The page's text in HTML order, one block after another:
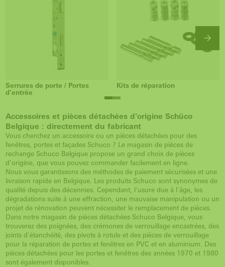
Serrures de porte / Portes
d’entrée
Kits de réparation
Accessoires et pièces détachées d'origine Schüco
Belgique : directement du fabricant
Vous cherchez un accessoire ou un pièces détachées pour des
fenêtres, portes et façades Schuco ? Le magasin de pièces de
rechange Schuco Belgique propose un grand choix de pièces
d'origine, que vous pouvez commander facilement en ligne.
Nous vous garantissons des méthodes de paiement sécurisées et une
livraison rapide en Belgique. Les produits Schuco sont synonymes de
qualité depuis des décennies. Cependant, l'usure due à l'âge, les
dégradations suite à une effraction, une mauvaise manipulation ou un
projet de rénovation peuvent nécessiter le remplacement de pièces.
Dans notre magasin de pièces détachées Schuco Belgique, vous
trouverez des poignées, des crémones de verrouillage encastrées, des
joints d'étanchéité, des pivots à rotule et des pièces de verrouillage
pour la réparation de portes et fenêtres en PVC et en aluminium. Des
pièces détachées pour les portes et fenêtres des années 1970 et 1980
sont également disponibles.